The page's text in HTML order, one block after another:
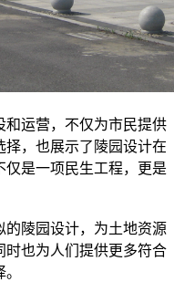
运营，不仅为市民提供
择，也展示了陵园设计在
是一项民生工程，更是
陵园设计，为土地资源
时也为人们提供更多符合